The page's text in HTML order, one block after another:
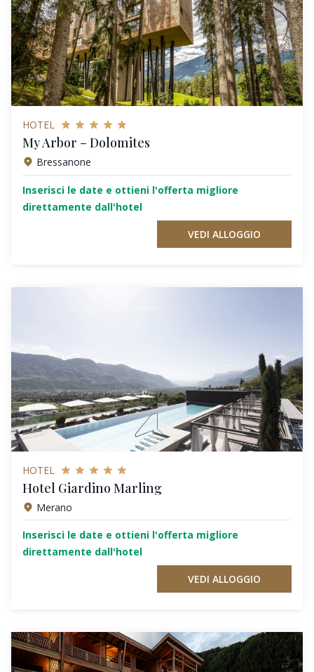
HOTEL
My Arbor – Dolomites
Bressanone
Inserisci le date e ottieni l'offerta migliore
direttamente dall'hotel
VEDI ALLOGGIO
HOTEL
Hotel Giardino Marling
Merano
Inserisci le date e ottieni l'offerta migliore
direttamente dall'hotel
VEDI ALLOGGIO